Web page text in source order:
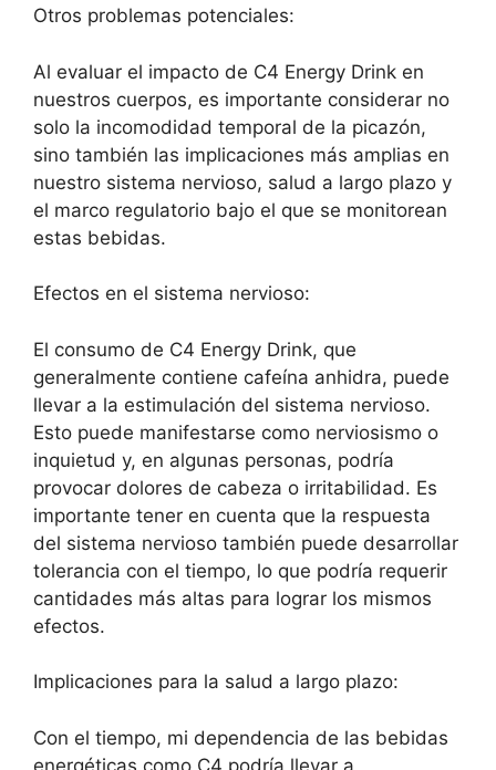
Otros problemas potenciales:
Al evaluar el impacto de C4 Energy Drink en
nuestros cuerpos, es importante considerar no
solo la incomodidad temporal de la picazón,
sino también las implicaciones más amplias en
nuestro sistema nervioso, salud a largo plazo y
el marco regulatorio bajo el que se monitorean
estas bebidas.
Efectos en el sistema nervioso:
El consumo de C4 Energy Drink, que
generalmente contiene cafeína anhidra, puede
llevar a la estimulación del sistema nervioso.
Esto puede manifestarse como nerviosismo o
inquietud y, en algunas personas, podría
provocar dolores de cabeza o irritabilidad. Es
importante tener en cuenta que la respuesta
del sistema nervioso también puede desarrollar
tolerancia con el tiempo, lo que podría requerir
cantidades más altas para lograr los mismos
efectos.
Implicaciones para la salud a largo plazo:
Con el tiempo, mi dependencia de las bebidas
energéticas como C4 podría llevar a